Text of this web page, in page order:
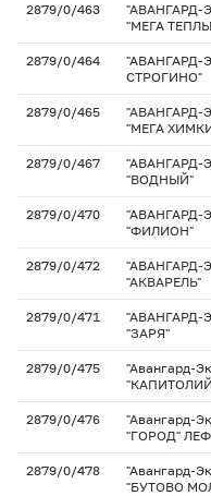
2879/0/463
"АВАНГАРД-
"МЕГА
2879/0/464
"АВАНГАРД-
СТРОГИНО"
2879/0/465
"АВАНГАРД-
"МЕГА
2879/0/467
"АВАНГАРД-
"ВОДНЫЙ"
2879/0/470
"АВАНГАРД-
"ФИЛИОН"
2879/0/472
"АВАНГАРД-
"АКВАРЕЛЬ"
2879/0/471
"АВАНГАРД-
"ЗАРЯ"
2879/0/475
"Авангард-
2879/0/476
"Авангард-
"ГОРОД"
2879/0/478
"Авангард-
"БУТОВО